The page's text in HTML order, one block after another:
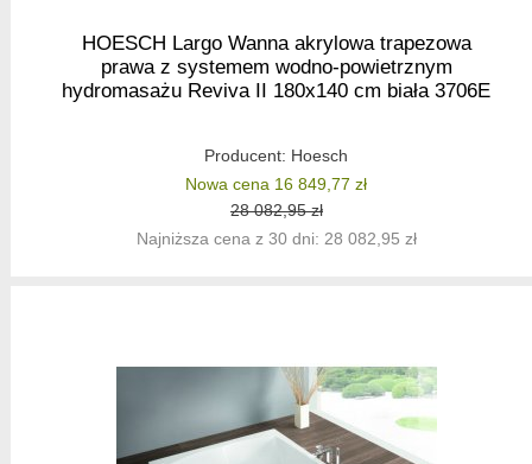
HOESCH Largo Wanna akrylowa trapezowa
prawa z systemem wodno-powietrznym
hydromasażu Reviva II 180x140 cm biała 3706E
Producent: Hoesch
Nowa cena 16 849,77 zł
28 082,95 zł
Najniższa cena z 30 dni: 28 082,95 zł